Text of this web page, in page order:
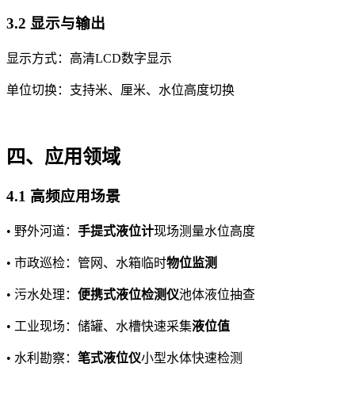
3.2 显示与输出
显示方式：高清LCD数字显示
单位切换：支持米、厘米、水位高度切换
四、应用领域
4.1 高频应用场景
• 野外河道： 手提式液位计现场测量水位高度
• 市政巡检：管网、水箱临时物位监测
• 污水处理： 便携式液位检测仪池体液位抽查
• 工业现场：储罐、水槽快速采集液位值
• 水利勘察： 笔式液位仪小型水体快速检测